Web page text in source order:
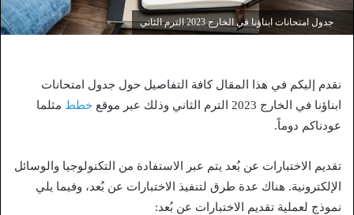
جدول امتحانات ابناؤنا في الخارج 2023 الترم الثاني
نقدم إليكم في هذا المقال كافة التفاصيل حول جدول امتحانات
ابناؤنا في الخارج 2023 الترم الثاني وذلك عبر موقع
خطط مثلما
عودناكم دوماً.
تقديم الاختبارات عن بُعد يتم عبر الاستفادة من التكنولوجيا والوسائل
الإلكترونية. هناك عدة طرق لتنفيذ الاختبارات عن بُعد، وفيما يلي
نموذج لعملية تقديم الاختبارات عن بُعد: